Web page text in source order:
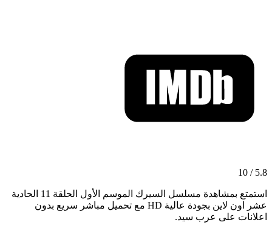
5.8 / 10
استمتع بمشاهدة مسلسل السيرك الموسم الأول الحلقة 11 الحادية
عشر اون لاين بجودة عالية HD مع تحميل مباشر سريع بدون
اعلانات على عرب سيد.